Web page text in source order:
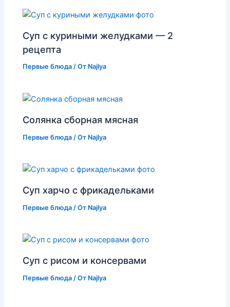
Суп с куриными желудками — 2
рецепта
Первые блюда / От Najlya
Солянка сборная мясная
Первые блюда / От Najlya
Суп харчо с фрикадельками
Первые блюда / От Najlya
Суп с рисом и консервами
Первые блюда / От Najlya